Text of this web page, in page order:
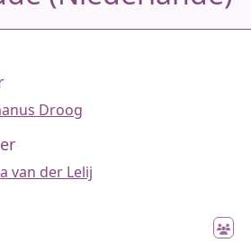
Droog
van der Lelij